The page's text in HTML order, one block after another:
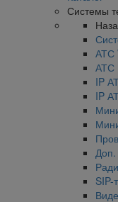
Системы
АТС
АТС
IP
IP